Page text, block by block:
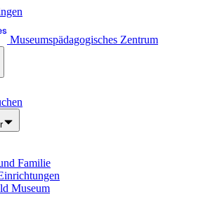
Museumspädagogisches Zentrum
Familie
Museum